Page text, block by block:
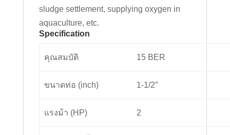
sludge settlement, supplying oxygen in
aquaculture, etc.
Specification
คุณสมบัติ 15 BER
ขนาดท่อ (inch) 1-1/2″
แรงม้า (HP) 2